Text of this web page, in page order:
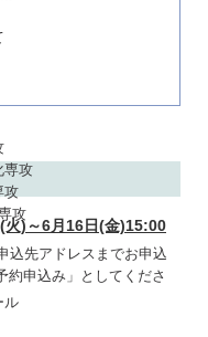
専攻
攻
攻
ル
火)～6月16日(金)15:00
込先アドレスまでお申込
約申込み」としてくださ